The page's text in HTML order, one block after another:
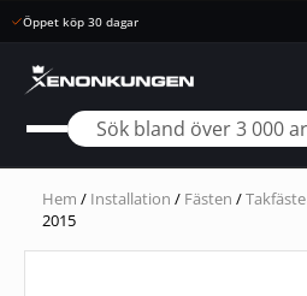
Snabb leverans
Hem / Installation / Fästen /Takfäste
2015